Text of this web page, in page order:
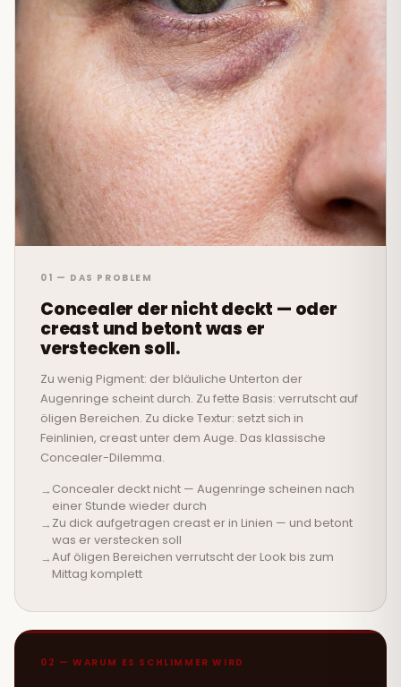
01 — DAS PROBLEM
Concealer der nicht deckt — oder
creast und betont was er
verstecken soll.
Zu wenig Pigment: der bläuliche Unterton der
Augenringe scheint durch. Zu fette Basis: verrutscht auf
öligen Bereichen. Zu dicke Textur: setzt sich in
Feinlinien, creast unter dem Auge. Das klassische
Concealer-Dilemma.
Concealer deckt nicht — Augenringe scheinen nach
einer Stunde wieder durch
Zu dick aufgetragen creast er in Linien — und betont
was er verstecken soll
Auf öligen Bereichen verrutscht der Look bis zum
Mittag komplett
02 — WARUM ES SCHLIMMER WIRD